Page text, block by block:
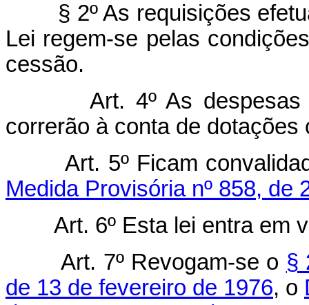
§ 2º As requisições
Lei regem-se pelas
cessão.
Art. 4º As
correrão à conta de
Art. 5º Ficam
Medida Provisória nº 858, de
Art. 6º Esta lei entra em
Art. 7º Revogam-se o §
de 13 de fevereiro de 1976, o